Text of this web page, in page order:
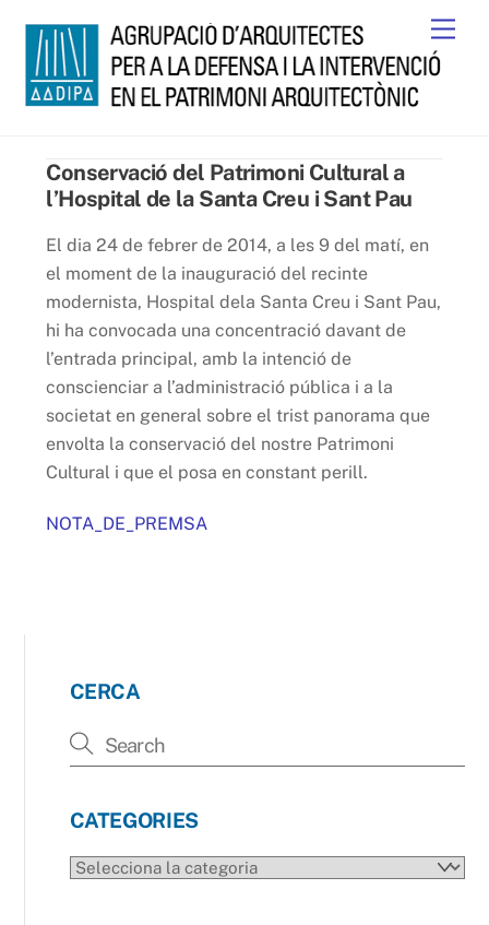
content
Conservació del Patrimoni Cultural a
l’Hospital de la Santa Creu i Sant Pau
El dia 24 de febrer de 2014, a les 9 del matí, en
el moment de la inauguració del recinte
modernista, Hospital dela Santa Creu i Sant Pau,
hi ha convocada una concentració davant de
l’entrada principal, amb la intenció de
conscienciar a l’administració pública i a la
societat en general sobre el trist panorama que
envolta la conservació del nostre Patrimoni
Cultural i que el posa en constant perill.
NOTA_DE_PREMSA
CERCA
CATEGORIES
CATEGORIES